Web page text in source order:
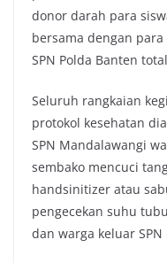
donor darah para
bersama dengan
SPN Polda Banten
Seluruh rangkaian
protokol kesehatan
SPN Mandalawangi
sembako mencuci
handsinitizer atau
pengecekan suhu
dan warga keluar